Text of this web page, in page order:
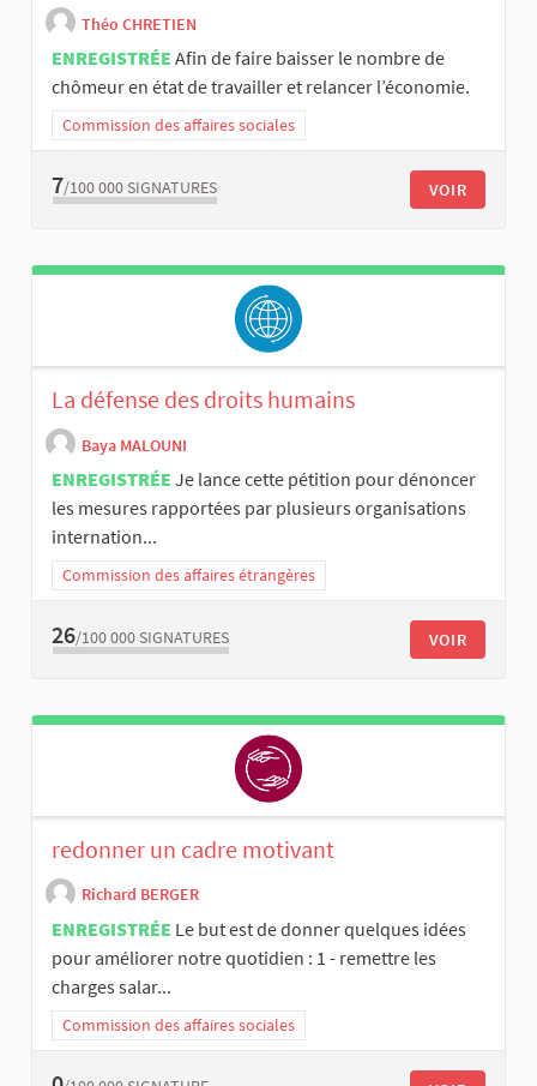
Théo CHRETIEN
ENREGISTRÉE Afin de faire baisser le nombre de
chômeur en état de travailler et relancer l’économie.
Commission des affaires sociales
7/100 000 SIGNATURES VOIR
La défense des droits humains
Baya MALOUNI
ENREGISTRÉE Je lance cette pétition pour dénoncer
les mesures rapportées par plusieurs organisations
internation...
Commission des affaires étrangères
26/100 000 SIGNATURES VOIR
redonner un cadre motivant
Richard BERGER
ENREGISTRÉE Le but est de donner quelques idées
pour améliorer notre quotidien : 1 - remettre les
charges salar...
Commission des affaires sociales